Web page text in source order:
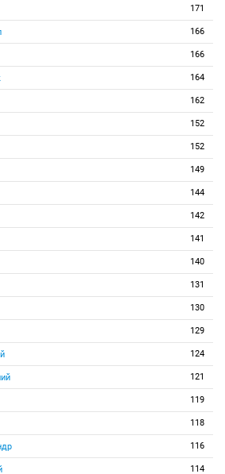
171
166
166
164
162
152
152
149
144
142
141
140
131
130
129
124
121
119
118
116
114